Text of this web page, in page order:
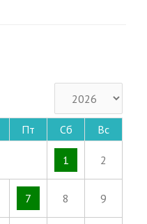
Пт Сб Вс
1 2
7 8 9